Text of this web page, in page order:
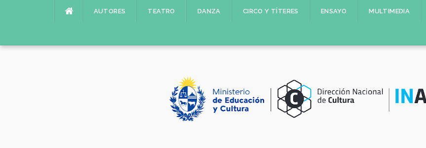
AUTORES TEATRO DANZA CIRCO Y TÍTERES ENSAYO MULTIMEDIA